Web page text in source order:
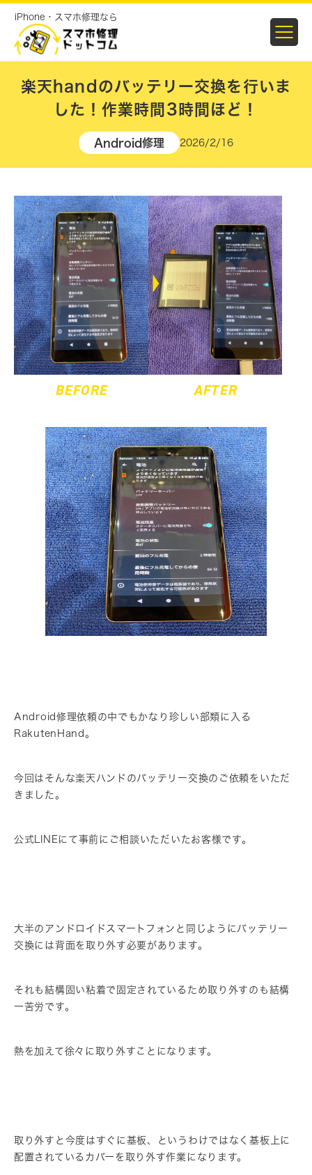
iPhone・スマホ修理なら
楽天handのバッテリー交換を行いま
した！作業時間3時間ほど！
Android修理 2026/2/16
BEFORE AFTER
Android修理依頼の中でもかなり珍しい部類に入る
RakutenHand。
今回はそんな楽天ハンドのバッテリー交換のご依頼をいただ
きました。
公式LINEにて事前にご相談いただいたお客様です。
大半のアンドロイドスマートフォンと同じようにバッテリー
交換には背面を取り外す必要があります。
それも結構固い粘着で固定されているため取り外すのも結構
一苦労です。
熱を加えて徐々に取り外すことになります。
取り外すと今度はすぐに基板、というわけではなく基板上に
配置されているカバーを取り外す作業になります。